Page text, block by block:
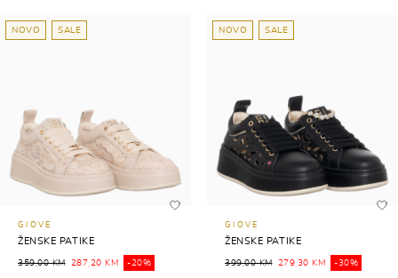
NOVO SALE
GIOVE
ŽENSKE PATIKE
359,00 KM 287,20 KM -20%
NOVO SALE
GIOVE
ŽENSKE PATIKE
399,00 KM 279,30 KM -30%